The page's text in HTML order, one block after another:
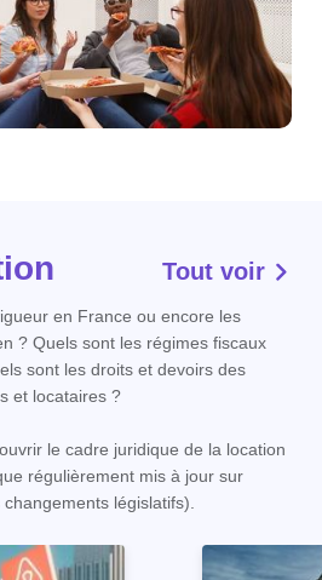
Tout voir
en France ou encore les
? Quels sont les régimes fiscaux
sont les droits et devoirs des
et locataires ?
le cadre juridique de la location
régulièrement mis à jour sur
législatifs).